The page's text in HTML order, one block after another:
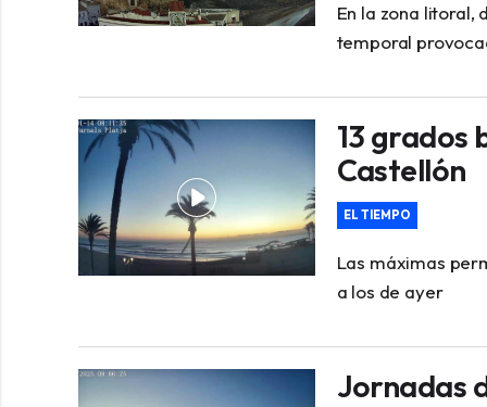
En la zona litoral,
temporal
13 grados
Castellón
EL TIEMPO
Las máximas
a los de ayer
Jornadas